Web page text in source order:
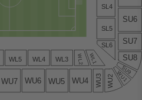
WL1
WL2
WL3
WL4
WL5
WU1
WU2
WU3
WU4
WU5
WU6
WU7
SL4
SL5
SL6
SU6
SU7
SU8
SU9